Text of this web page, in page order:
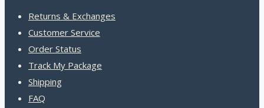
Returns & Exchanges
Customer Service
Order Status
Track My Package
Shipping
FAQ